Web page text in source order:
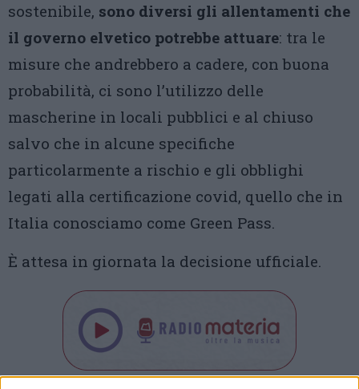
sostenibile, sono diversi gli allentamenti che
il governo elvetico potrebbe attuare: tra le
misure che andrebbero a cadere, con buona
probabilità, ci sono l’utilizzo delle
mascherine in locali pubblici e al chiuso
salvo che in alcune specifiche
particolarmente a rischio e gli obblighi
legati alla certificazione covid, quello che in
Italia conosciamo come Green Pass.
È attesa in giornata la decisione ufficiale.